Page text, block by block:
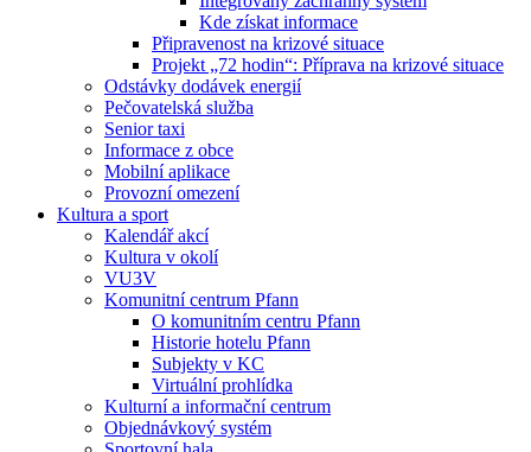
Kde získat informace
Připravenost na krizové situace
Projekt „72 hodin“: Příprava na krizové situace
Odstávky dodávek energií
Pečovatelská služba
Senior taxi
Informace z obce
Mobilní aplikace
Provozní omezení
Kultura a sport
Kalendář akcí
Kultura v okolí
VU3V
Komunitní centrum Pfann
O komunitním centru Pfann
Historie hotelu Pfann
Subjekty v KC
Virtuální prohlídka
Kulturní a informační centrum
Objednávkový systém